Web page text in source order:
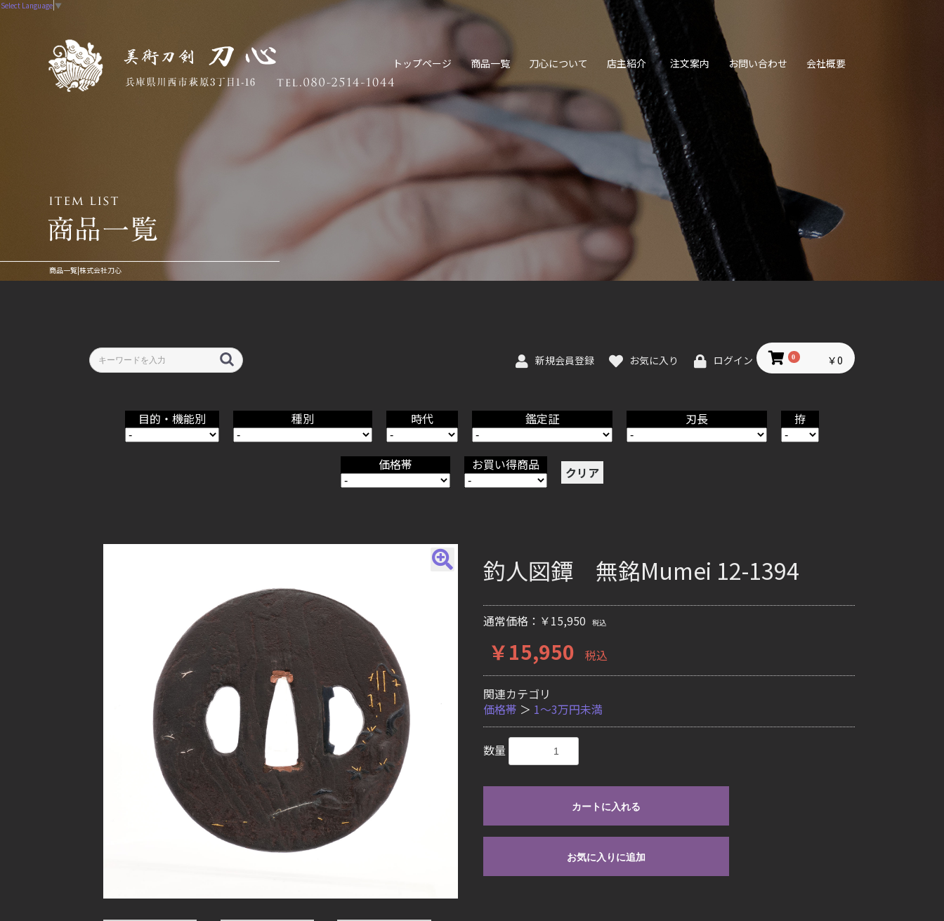
Select Language ▼
商品一覧|株式会社刀心
トップページ 商品一覧 刀心について 店主紹介 注文案内 お問い合わせ 会社概要
新規会員登録 お気に入り ログイン 0 ￥0
目的・機能別 種別 時代 鑑定証 刃長 拵
価格帯 お買い得商品 クリア
釣人図鐔 無銘Mumei 12-1394
通常価格：￥15,950 税込
￥15,950 税込
関連カテゴリ
価格帯 ＞ 1〜3万円未満
数量
カートに入れる
お気に入りに追加